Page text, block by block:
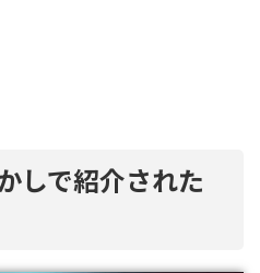
しで紹介された